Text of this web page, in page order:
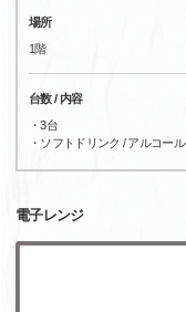
場所
1階
台数 / 内容
・3台
・ソフトドリンク / アルコール
電子レンジ